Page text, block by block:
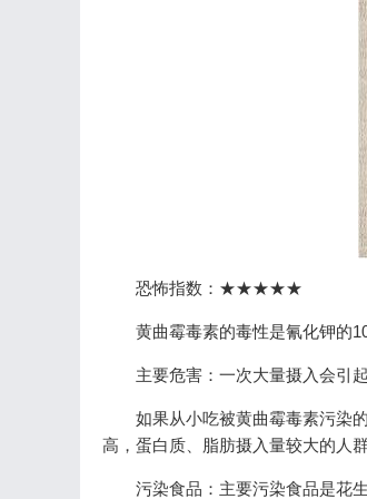
恐怖指数：★★★★★
黄曲霉毒素的毒性是氰化钾的
主要危害：一次大量摄入会引
如果从小吃被黄曲霉毒素污染
高，蛋白质、脂肪摄入量较大的人
污染食品：主要污染食品是花